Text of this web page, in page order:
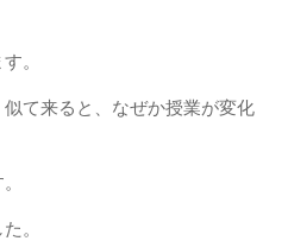
。
似て来ると、なぜか授業が変化
。